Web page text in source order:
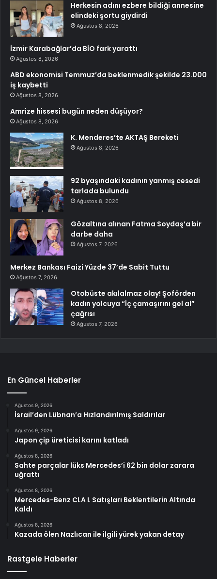
Herkesin adını ezbere bildiği annesine
elindeki şortu giydirdi
Ağustos 8, 2026
İzmir Karabağlar’da BİO fark yarattı
Ağustos 8, 2026
ABD ekonomisi Temmuz’da beklenmedik şekilde 23.000
iş kaybetti
Ağustos 8, 2026
Amrize hissesi bugün neden düşüyor?
Ağustos 8, 2026
K. Menderes’te AKTAŞ Bereketi
Ağustos 8, 2026
92 byaşındaki kadının yanmış cesedi
tarlada bulundu
Ağustos 8, 2026
Gözaltına alınan Fatma Soydaş’a bir
darbe daha
Ağustos 7, 2026
Merkez Bankası Faizi Yüzde 37’de Sabit Tuttu
Ağustos 7, 2026
Otobüste akılalmaz olay! Şoförden
kadın yolcuya “İç çamaşırını gel al”
çağrısı
Ağustos 7, 2026
En Güncel Haberler
Ağustos 9, 2026
İsrail’den Lübnan’a Hızlandırılmış Saldırılar
Ağustos 9, 2026
Japon çip üreticisi karını katladı
Ağustos 8, 2026
Sahte parçalar lüks Mercedes’i 62 bin dolar zarara
uğrattı
Ağustos 8, 2026
Mercedes-Benz CLA L Satışları Beklentilerin Altında
Kaldı
Ağustos 8, 2026
Kazada ölen Nazlıcan ile ilgili yürek yakan detay
Rastgele Haberler